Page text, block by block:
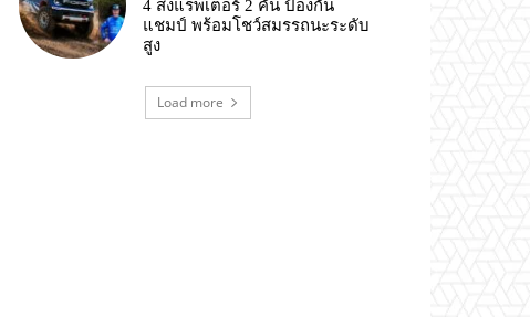
4 ส่งแร็พเตอร์ 2 คัน ป้องกัน
แชมป์ พร้อมโชว์สมรรถนะระดับ
สูง
Load more